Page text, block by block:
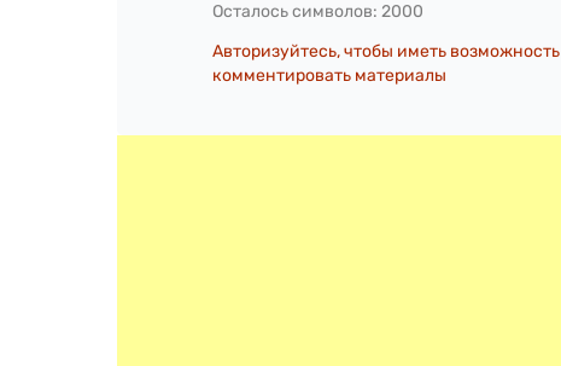
Осталось символов: 2000
Авторизуйтесь, чтобы иметь возможность
комментировать материалы